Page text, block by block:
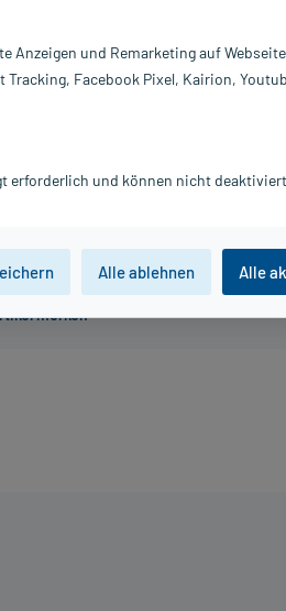
B. Braun
Anzeigen und Remarketing auf
Tracking, Facebook Pixel, Kairion,
erforderlich und können nicht
Alle ablehnen Alle